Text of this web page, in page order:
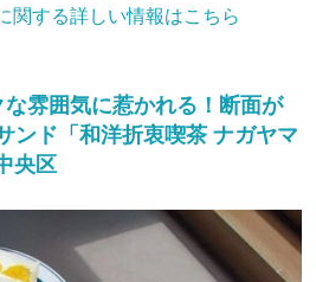
関する詳しい情報はこちら
雰囲気に惹かれる！断面が
ンド「和洋折衷喫茶 ナガヤマ
央区